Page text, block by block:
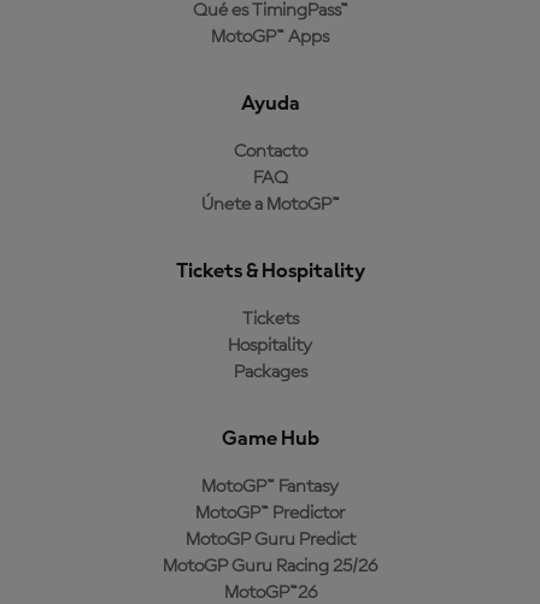
Qué es TimingPass™
MotoGP™ Apps
Ayuda
Contacto
FAQ
Únete a MotoGP™
Tickets & Hospitality
Tickets
Hospitality
Packages
Game Hub
MotoGP™ Fantasy
MotoGP™ Predictor
MotoGP Guru Predict
MotoGP Guru Racing 25/26
MotoGP™26